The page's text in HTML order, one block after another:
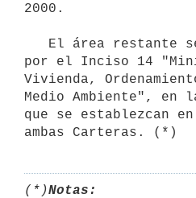
2000.
por el Inciso 14
Vivienda,
Medio Ambiente", en
que se establezcan
(*)Notas: